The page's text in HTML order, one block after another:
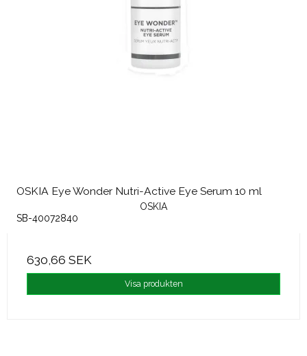
OSKIA Eye Wonder Nutri-Active Eye Serum 10 ml
OSKIA
SB-40072840
630,66 SEK
Visa produkten